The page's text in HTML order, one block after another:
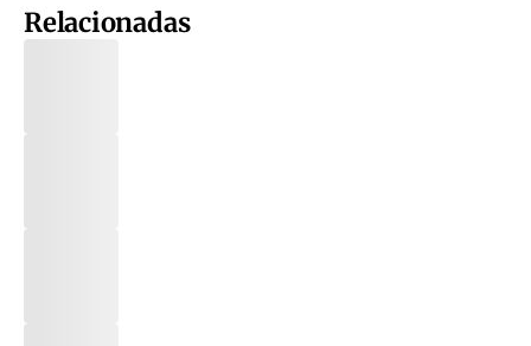
Relacionadas